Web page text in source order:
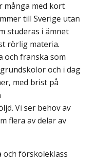
många med kort
till Sverige utan
studeras i ämnet
rörlig materia.
och franska som
och i dag
med brist på
Vi ser behov av
flera av delar av
förskoleklass